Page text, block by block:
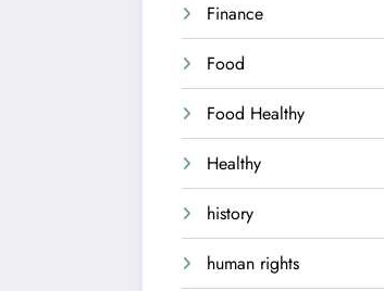
Finance
Food
Food Healthy
Healthy
history
human rights